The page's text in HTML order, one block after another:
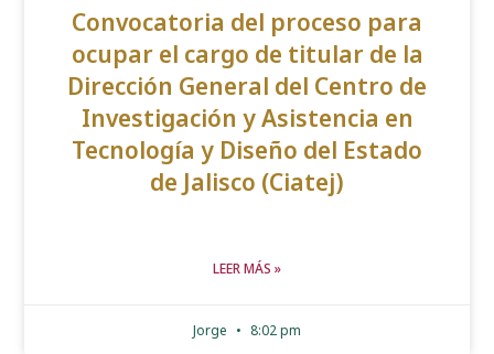
Convocatoria del proceso para
ocupar el cargo de titular de la
Dirección General del Centro de
Investigación y Asistencia en
Tecnología y Diseño del Estado
de Jalisco (Ciatej)
LEER MÁS »
Jorge 8:02 pm